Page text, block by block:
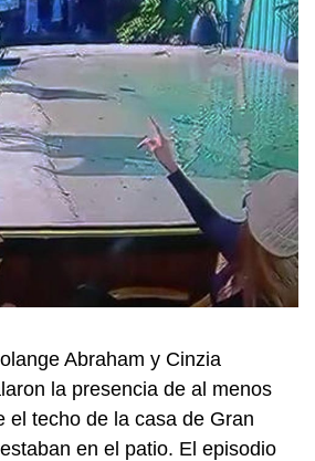
Abraham y Cinzia
la presencia de al menos
el techo de la casa de Gran
en el patio. El episodio